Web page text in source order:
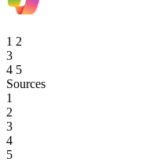
1 2
3
4 5
Sources
1
2
3
4
5